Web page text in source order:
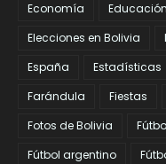
Economía
Educación
Elecciones en Bolivia
España
Estadísticas
Farándula
Fiestas
Fotos de Bolivia
Fútbol argentino